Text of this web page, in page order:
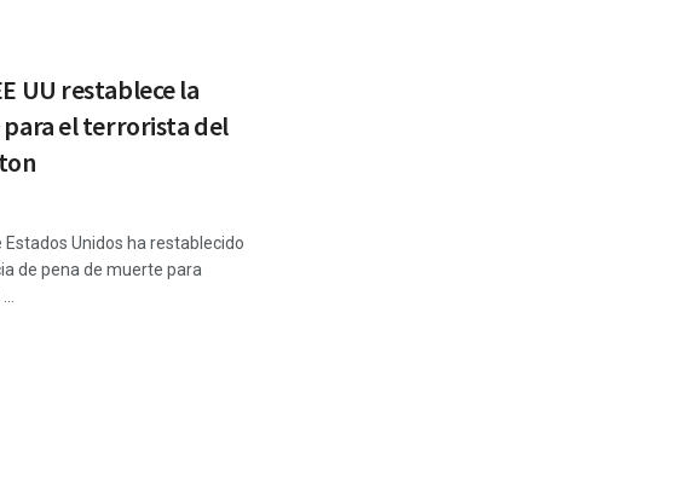
UU restablece la
el terrorista del
Estados Unidos ha restablecido
de pena de muerte para